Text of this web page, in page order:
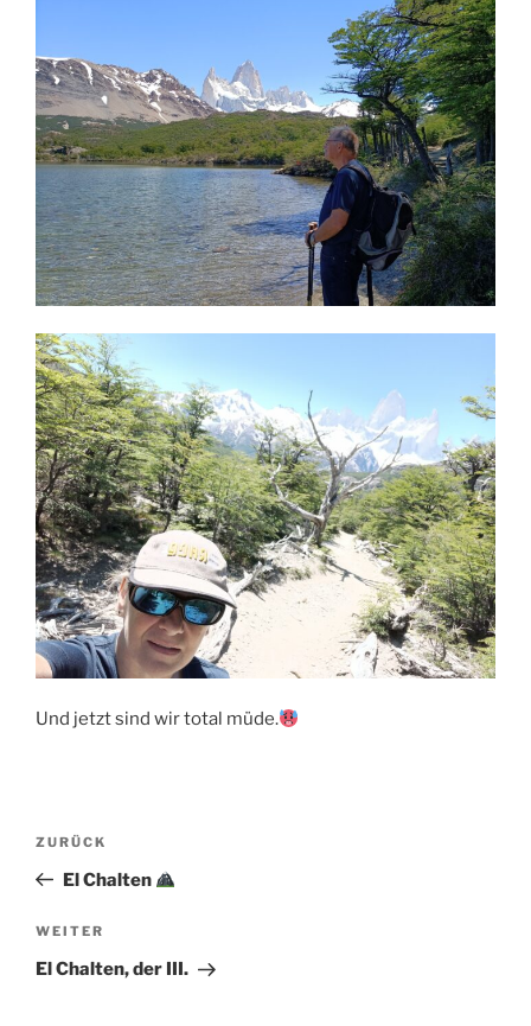
Und jetzt sind wir total müde.
Beitragsnavigation
Vorheriger
Beitrag
ZURÜCK
El Chalten
Nächster
Beitrag
WEITER
El Chalten, der III.